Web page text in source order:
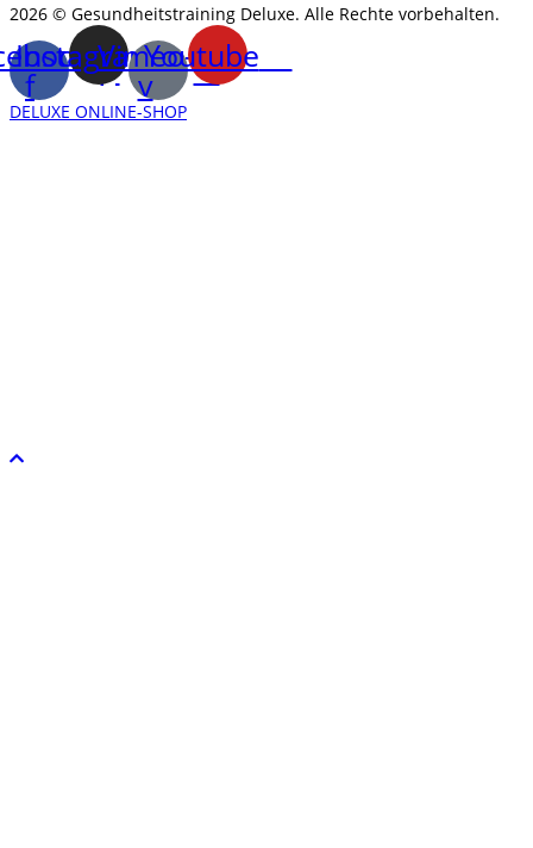
2026 © Gesundheitstraining Deluxe. Alle Rechte vorbehalten.
f
Instagram
Vimeo-
v
Youtube
DELUXE ONLINE-SHOP